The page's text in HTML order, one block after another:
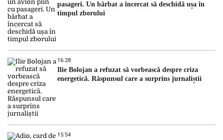
pasageri. Un bărbat a încercat să deschidă ușa în
timpul zborului
16:28
Ilie Bolojan a refuzat să vorbească despre criza
energetică. Răspunsul care a surprins jurnaliștii
15:54